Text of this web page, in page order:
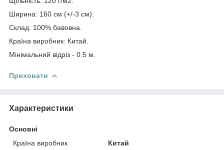
Ширина: 160 см (+/-3 см).
Склад: 100% бавовна.
Країна виробник: Китай.
Мінімальний відріз - 0.5 м.
Приховати
Характеристики
Основні
Країна виробник
Китай